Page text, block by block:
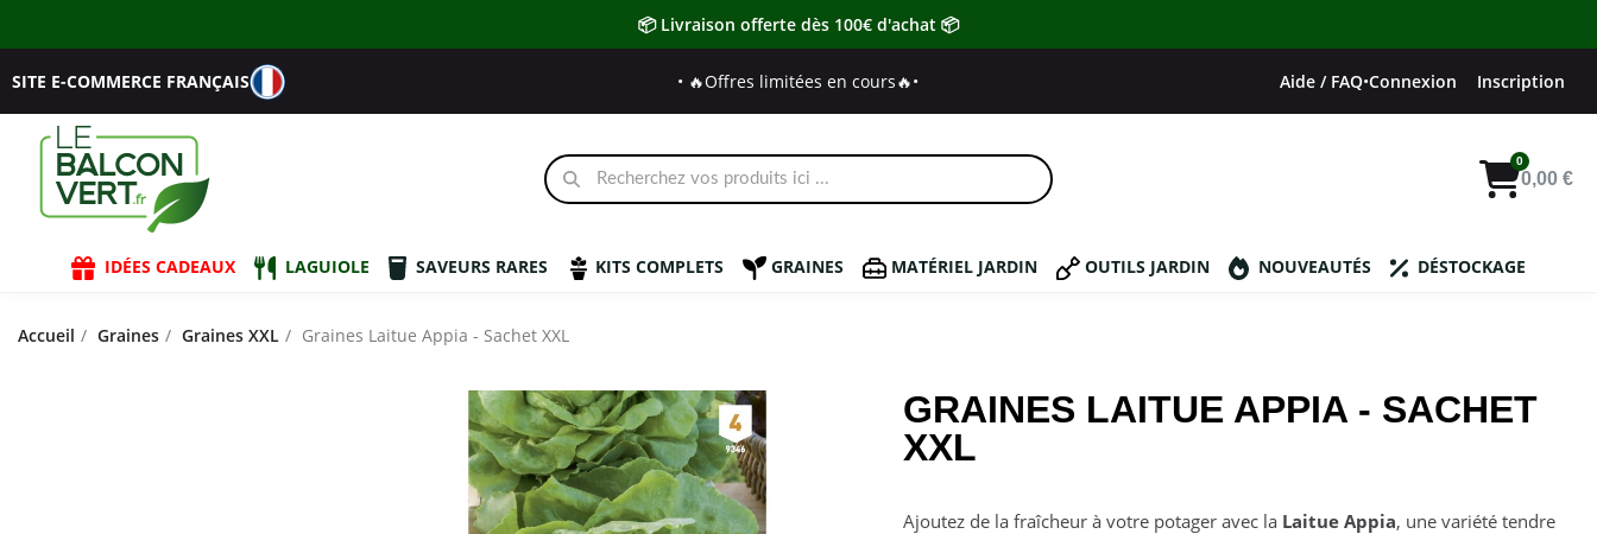
📦 Livraison offerte dès 100€ d'achat 📦
SITE E-COMMERCE FRANÇAIS • 🔥Offres limitées en cours🔥• Aide / FAQ•Connexion Inscription
0,00 €
IDÉES CADEAUX LAGUIOLE SAVEURS RARES KITS COMPLETS GRAINES MATÉRIEL JARDIN OUTILS JARDIN NOUVEAUTÉS DÉSTOCKAGE
Accueil Graines Graines XXL Graines Laitue Appia - Sachet XXL
GRAINES LAITUE APPIA - SACHET
XXL
Ajoutez de la fraîcheur à votre potager avec la Laitue Appia, une variété tendre